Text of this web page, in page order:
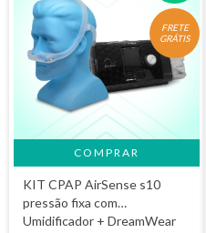
FRETE
GRÁTIS
KIT CPAP AirSense s10
pressão fixa com
Umidificador + DreamWear